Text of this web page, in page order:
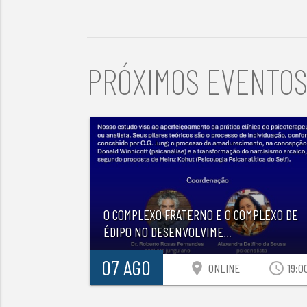
PRÓXIMOS EVENTOS
O COMPLEXO FRATERNO E O COMPLEXO DE
ÉDIPO NO DESENVOLVIME...
07 AGO location_on ONLINE access_time